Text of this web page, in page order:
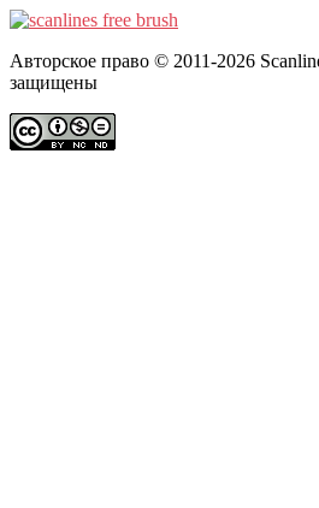
Авторское право © 2011-2026
защищены